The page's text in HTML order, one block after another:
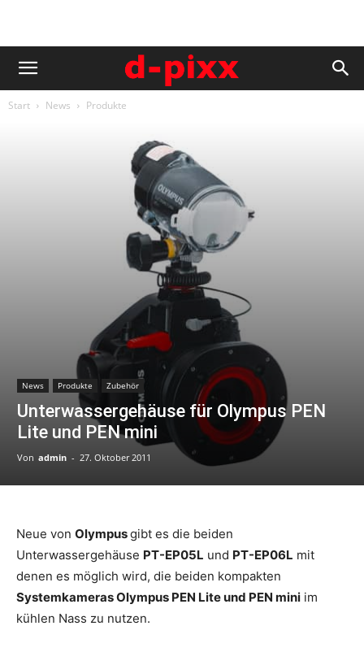
Start News Produkte
News Produkte Zubehör
Unterwassergehäuse für Olympus PEN
Lite und PEN mini
Von admin - 27. Oktober 2011
Neue von Olympusgibt es die beiden
Unterwassergehäuse PT-EP05L und PT-EP06L mit
denen es möglich wird, die beiden kompakten
Systemkameras Olympus PEN Lite und PEN mini im
kühlen Nass zu nutzen.